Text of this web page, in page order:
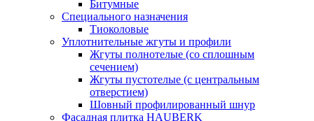
Битумные
Специального назначения
Тиоколовые
Уплотнительные жгуты и профили
Жгуты полнотелые (со сплошным
сечением)
Жгуты пустотелые (с центральным
отверстием)
Шовный профилированный шнур
Фасадная плитка HAUBERK